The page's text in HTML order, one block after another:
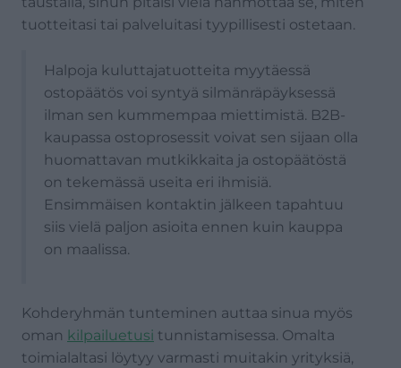
tuotteitasi tai palveluitasi tyypillisesti ostetaan.
Halpoja kuluttajatuotteita myytäessä
ostopäätös voi syntyä silmänräpäyksessä
ilman sen kummempaa miettimistä. B2B-
kaupassa ostoprosessit voivat sen sijaan olla
huomattavan mutkikkaita ja ostopäätöstä
on tekemässä useita eri ihmisiä.
Ensimmäisen kontaktin jälkeen tapahtuu
siis vielä paljon asioita ennen kuin kauppa
on maalissa.
Kohderyhmän tunteminen auttaa sinua myös
oman kilpailuetusi tunnistamisessa. Omalta
toimialaltasi löytyy varmasti muitakin yrityksiä,